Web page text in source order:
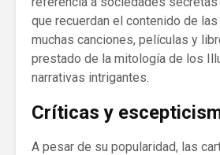
que recuerdan el contenido de
muchas canciones, películas y
prestado de la mitología de los
narrativas intrigantes.
Críticas y
A pesar de su popularidad, las